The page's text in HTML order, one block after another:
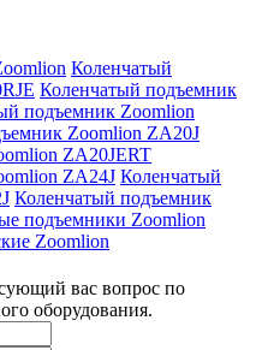
Коленчатый
Коленчатый подъемник
подъемник Zoomlion
Zoomlion ZA20J
ZA20JERT
ZA24J Коленчатый
Коленчатый подъемник
подъемники Zoomlion
Zoomlion
вас вопрос по
оборудования.